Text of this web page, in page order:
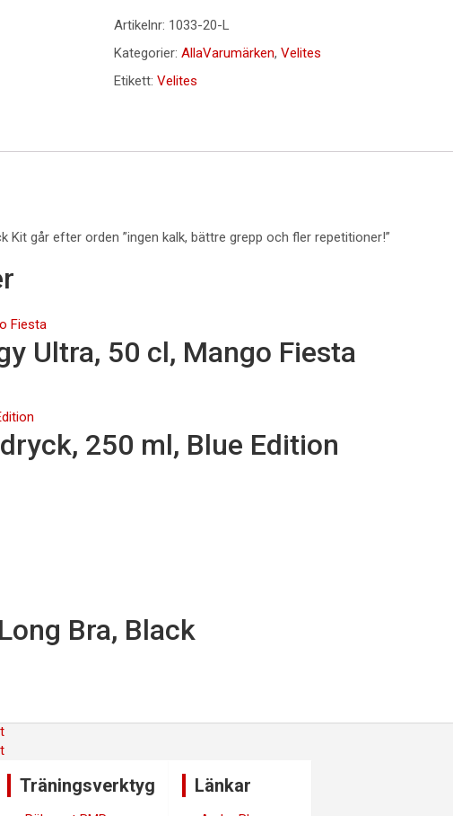
Artikelnr: 1033-20-L
Kategorier: AllaVarumärken, Velites
Etikett: Velites
Kit går efter orden ”ingen kalk, bättre grepp och fler repetitioner!”
Ultra, 50 cl, Mango Fiesta
250 ml, Blue Edition
Bra, Black
Träningsverktyg Länkar